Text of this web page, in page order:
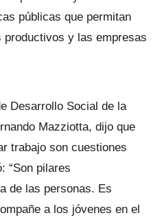
públicas que permitan
y las empresas
Desarrollo Social de la
Mazziotta, dijo que
trabajo son cuestiones
“Son pilares
de las personas. Es
a los jóvenes en el